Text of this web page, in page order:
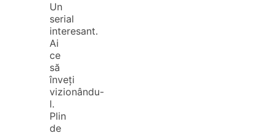
Un
serial
interesant.
Ai
ce
să
înveți
vizionându-
l.
Plin
de